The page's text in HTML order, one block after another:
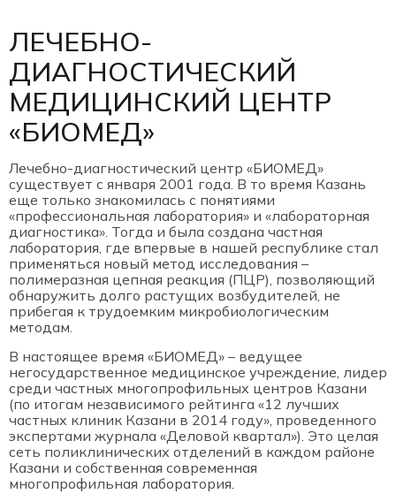
ЛЕЧЕБНО-
ДИАГНОСТИЧЕСКИЙ
МЕДИЦИНСКИЙ ЦЕНТР
«БИОМЕД»
Лечебно-диагностический центр «БИОМЕД»
существует с января 2001 года. В то время Казань
еще только знакомилась с понятиями
«профессиональная лаборатория» и «лабораторная
диагностика». Тогда и была создана частная
лаборатория, где впервые в нашей республике стал
применяться новый метод исследования –
полимеразная цепная реакция (ПЦР), позволяющий
обнаружить долго растущих возбудителей, не
прибегая к трудоемким микробиологическим
методам.
В настоящее время «БИОМЕД» – ведущее
негосударственное медицинское учреждение, лидер
среди частных многопрофильных центров Казани
(по итогам независимого рейтинга «12 лучших
частных клиник Казани в 2014 году», проведенного
экспертами журнала «Деловой квартал»). Это целая
сеть поликлинических отделений в каждом районе
Казани и собственная современная
многопрофильная лаборатория.